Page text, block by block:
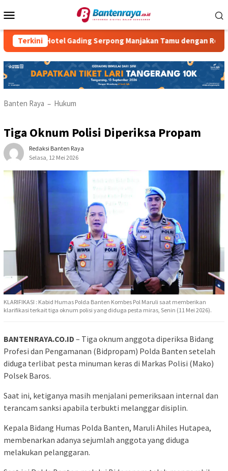
ke
Mobile
Terkini
Hotel Gading Serpong Manjakan Tamu dengan Robot Waiter
Banten Raya – Hukum
Tiga Oknum Polisi Diperiksa Propam
Redaksi Banten Raya
Selasa, 12 Mei 2026
KLARIFIKASI : Kabid Humas Polda Banten Kombes Pol Maruli saat memberikan
klarifikasi terkait tiga oknum polisi yang diduga pesta miras, Senin (11 Mei 2026).
BANTENRAYA.CO.ID – Tiga oknum anggota diperiksa Bidang
Profesi dan Pengamanan (Bidpropam) Polda Banten setelah
diduga terlibat pesta minuman keras di Markas Polisi (Mako)
Polsek Baros.
Saat ini, ketiganya masih menjalani pemeriksaan internal dan
terancam sanksi apabila terbukti melanggar disiplin.
Kepala Bidang Humas Polda Banten, Maruli Ahiles Hutapea,
membenarkan adanya sejumlah anggota yang diduga
melakukan pelanggaran.